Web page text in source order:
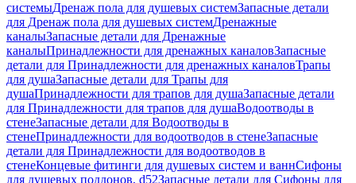
системыДренаж пола для душевых системЗапасные детали
для Дренаж пола для душевых системДренажные
каналыЗапасные детали для Дренажные
каналыПринадлежности для дренажных каналовЗапасные
детали для Принадлежности для дренажных каналовТрапы
для душаЗапасные детали для Трапы для
душаПринадлежности для трапов для душаЗапасные детали
для Принадлежности для трапов для душаВодоотводы в
стенеЗапасные детали для Водоотводы в
стенеПринадлежности для водоотводов в стенеЗапасные
детали для Принадлежности для водоотводов в
стенеКонцевые фитинги для душевых систем и ваннСифоны
для душевых поддонов, d52Запасные детали для Сифоны для